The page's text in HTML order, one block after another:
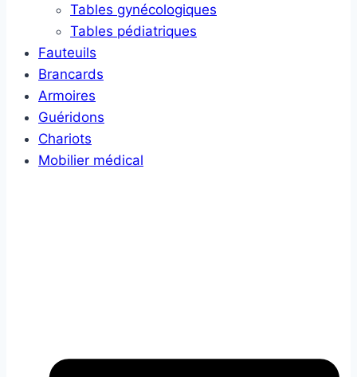
Tables gynécologiques
Tables pédiatriques
Fauteuils
Brancards
Armoires
Guéridons
Chariots
Mobilier médical